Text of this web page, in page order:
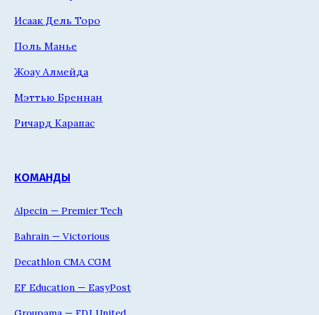
Исаак Дель Торо
Поль Манье
Жоау Алмейда
Мэттью Бреннан
Ричард Карапас
КОМАНДЫ
Alpecin — Premier Tech
Bahrain — Victorious
Decathlon CMA CGM
EF Education — EasyPost